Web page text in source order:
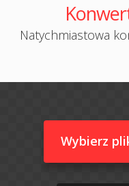
Natychmiastowa
Wybierz